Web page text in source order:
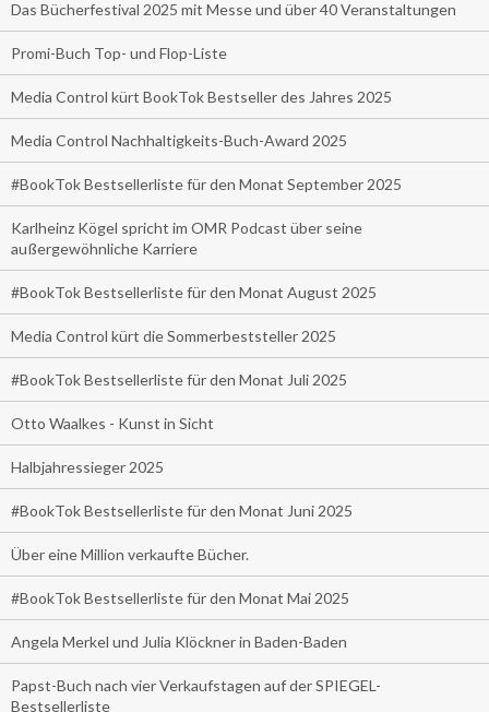
Das Bücherfestival 2025 mit Messe und über 40 Veranstaltungen
Promi-Buch Top- und Flop-Liste
Media Control kürt BookTok Bestseller des Jahres 2025
Media Control Nachhaltigkeits-Buch-Award 2025
#BookTok Bestsellerliste für den Monat September 2025
Karlheinz Kögel spricht im OMR Podcast über seine
außergewöhnliche Karriere
#BookTok Bestsellerliste für den Monat August 2025
Media Control kürt die Sommerbeststeller 2025
#BookTok Bestsellerliste für den Monat Juli 2025
Otto Waalkes - Kunst in Sicht
Halbjahressieger 2025
#BookTok Bestsellerliste für den Monat Juni 2025
Über eine Million verkaufte Bücher.
#BookTok Bestsellerliste für den Monat Mai 2025
Angela Merkel und Julia Klöckner in Baden-Baden
Papst-Buch nach vier Verkaufstagen auf der SPIEGEL-
Bestsellerliste